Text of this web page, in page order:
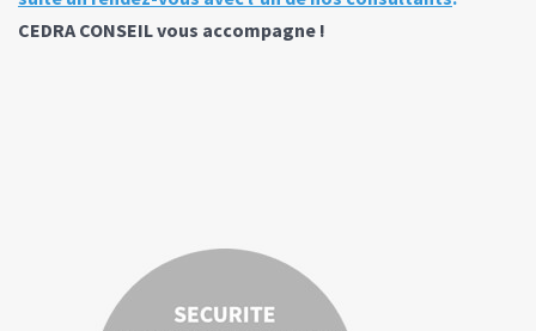
CEDRA CONSEIL vous accompagne !